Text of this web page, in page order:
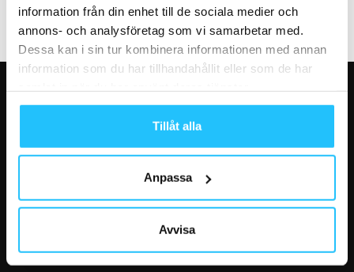
information från din enhet till de sociala medier och
annons- och analysföretag som vi samarbetar med.
Dessa kan i sin tur kombinera informationen med annan
information som du har tillhandahållit eller som de har
Tillåt alla
Anpassa
Avvisa
VÅRA FAVORITER
nästa stora kategori
2026-08-07
efter träningspasset